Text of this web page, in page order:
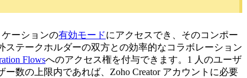
ーションの有効モードにアクセスでき、そのコンポー
テークホルダーの双方との効率的なコラボレーション
Flowsへのアクセス権を付与できます。1 人のユーザ
数の上限内であれば、Zoho Creator アカウントに必要